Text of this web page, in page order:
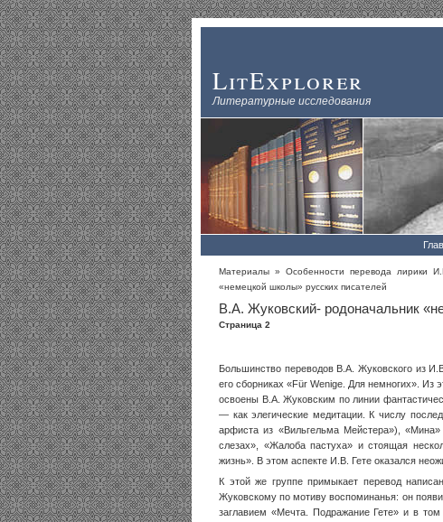
LitExplorer
Литературные исследования
Материалы »Особенности перевода лирики
«немецкой школы» русских писателей
В.А. Жуковский- родоначальник
Страница 2
Большинство переводов В.А. Жуковского из
его сборниках «Für Wenige. Для немногих». Из
освоены В.А. Жуковским по линии
— как элегические медитации. К числу
арфиста из «Вильгельма Мейстера»),
слезах», «Жалоба пастуха» и стоящая
жизнь». В этом аспекте И.В. Гете оказался
К этой же группе примыкает перевод
Жуковскому по мотиву воспоминанья: он
заглавием «Мечта. Подражание Гете» и в